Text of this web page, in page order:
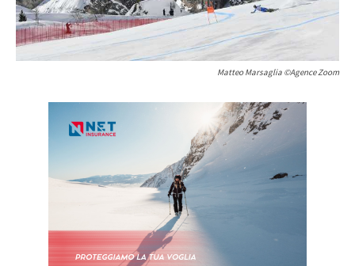
Matteo Marsaglia ©Agence Zoom